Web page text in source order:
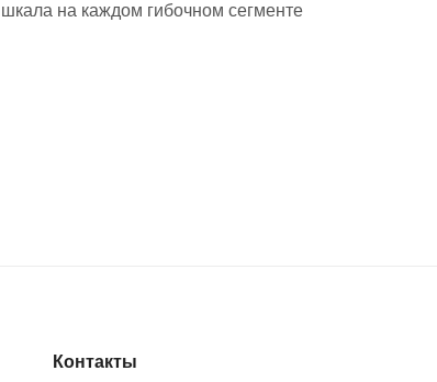
на каждом гибочном сегменте
Контакты